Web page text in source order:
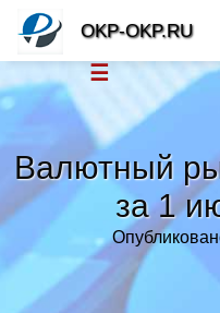
Валютный
за 1
OKP-OKP.RU
☰
Новости
Тренды новостей »
Рубрики»